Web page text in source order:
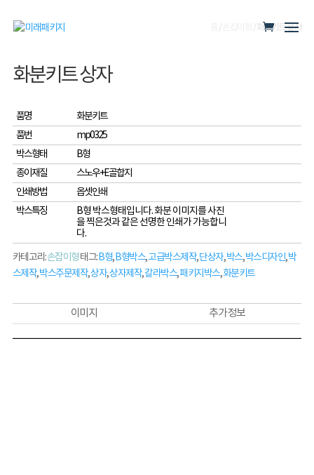
/ / 화분키트 상자
화분키트 상자
품명
화분키트
품번
mp0325
박스형태
B형
종이재질
스노우+E골합지
인쇄방법
옵셋인쇄
박스특징
B형 박스형태입니다. 화분 이미지를 사진
을 찍은것과 같은 선명한 인쇄가 가능합니
다.
카테고리:손잡이형태그: B형, B형박스,고급박스제작,단상자,박스,박스디자인,박
스제작,박스주문제작,상자,상자제작,칼라박스,패키지박스,화분키트
이미지 추가 정보